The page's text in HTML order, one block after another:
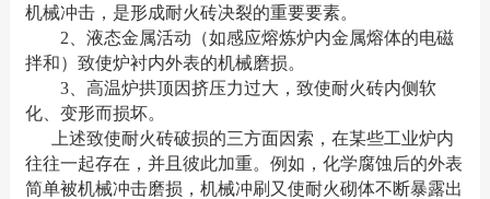
机械冲击，是形成耐火砖决裂的重要要素。
2、液态金属活动（如感应熔炼炉内金属熔体的电磁
拌和）致使炉衬内外表的机械磨损。
3、高温炉拱顶因挤压力过大，致使耐火砖内侧软
化、变形而损坏。
上述致使耐火砖破损的三方面因索，在某些工业炉内
往往一起存在，并且彼此加重。例如，化学腐蚀后的外表
简单被机械冲击磨损，机械冲刷又使耐火砌体不断暴露出